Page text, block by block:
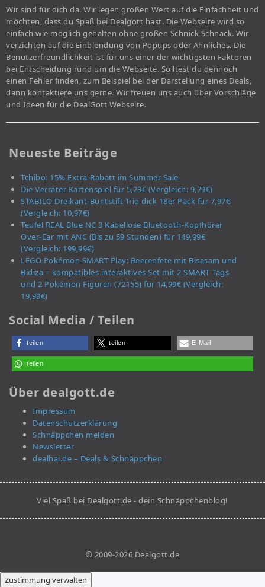
Wir sind für dich da. Wir legen großen Wert auf die Einfachheit und
möchten, dass du Spaß bei Dealgott hast. Die Webseite wird so
einfach wie möglich gehalten ohne großen Schnick Schnack. Wir
verzichten auf die Einblendung von Popups oder Ähnliches. Die
Benutzerfreundlichkeit ist für uns einer der wichtigsten Faktoren
bei Entscheidung rund um die Webseite. Solltest du dennoch
einen Fehler finden, zum Beispiel bei der Darstellung eines Deals,
dann kontaktiere uns gerne. Wir freuen uns auch über Vorschläge
und Ideen für die DealGott Webseite.
Neueste Beiträge
Tchibo: 15% Extra-Rabatt im Summer Sale
Die Verräter Kartenspiel für 5,23€ (Vergleich: 9,79€)
STABILO Dreikant-Buntstift Trio dick 18er Pack für 7,97€
(Vergleich: 10,97€)
Teufel REAL Blue NC 3 Kabellose Bluetooth-Kopfhörer
Over-Ear mit ANC (Bis zu 59 Stunden) für 149,99€
(Vergleich: 199,99€)
LEGO Pokémon SMART Play: Beerenfete mit Bisasam und
Bidiza – kompatibles interaktives Set mit 2 SMART Tags
und 2 Pokémon Figuren (72155) für 14,99€ (Vergleich:
19,99€)
Social Media / Teilen
teilen teilen E-Mail
teilen
Über dealgott.de
Impressum
Datenschutzerklärung
Schnäppchen melden
Newsletter
dealhai.de – Deals & Schnäppchen
Viel Spaß bei Dealgott.de - dein Schnäppchenblog!
© 2009-2026 Dealgott.de
Zustimmung verwalten